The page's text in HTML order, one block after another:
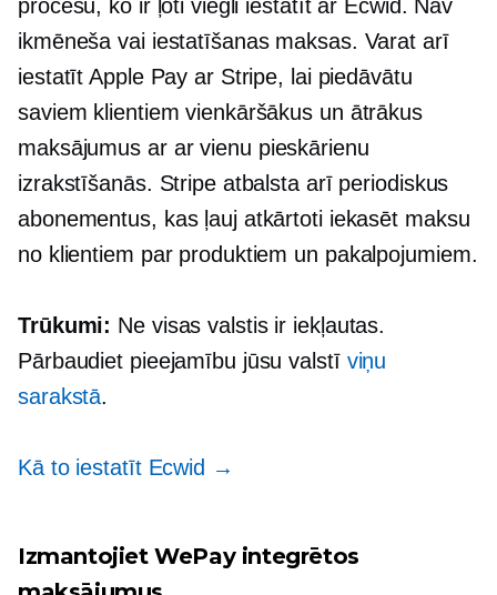
procesu, ko ir ļoti viegli iestatīt ar Ecwid. Nav
ikmēneša vai iestatīšanas maksas. Varat arī
iestatīt Apple Pay ar Stripe, lai piedāvātu
saviem klientiem vienkāršākus un ātrākus
maksājumus ar ar vienu pieskārienu
izrakstīšanās. Stripe atbalsta arī periodiskus
abonementus, kas ļauj atkārtoti iekasēt maksu
no klientiem par produktiem un pakalpojumiem.
Trūkumi: Ne visas valstis ir iekļautas.
Pārbaudiet pieejamību jūsu valstī viņu
sarakstā.
Kā to iestatīt Ecwid →
Izmantojiet WePay integrētos